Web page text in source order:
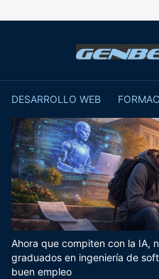
DESARROLLO WEB
Ahora que compiten con la IA,
graduados en ingeniería de
buen empleo